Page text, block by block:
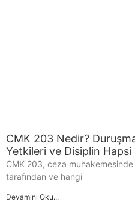
CMK 203 Nedir?
Yetkileri ve Disiplin Hapsi
CMK 203, ceza
tarafından ve hangi
Devamını Oku...